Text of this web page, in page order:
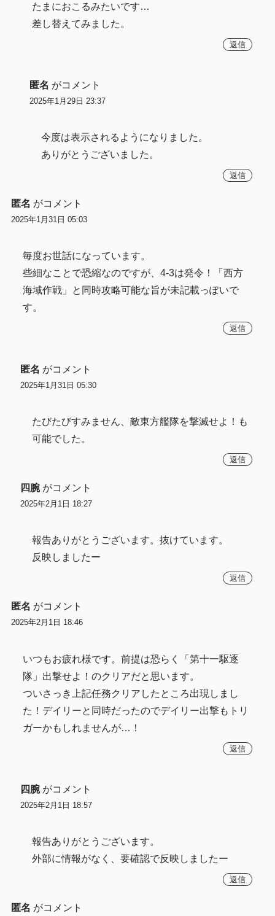
たまにおこるみたいです…
差し替えてみました。
返信
匿名 がコメント
2025年1月29日 23:37
今度は表示されるようになりました。
ありがとうございました。
返信
匿名 がコメント
2025年1月31日 05:03
毎度お世話になっています。
些細なことで恐縮なのですが、4-3は発令！「西方
海域作戦」と同時攻略可能な旨が未記載っぽいで
す。
返信
匿名 がコメント
2025年1月31日 05:30
たびたびすみません、敵東方艦隊を撃滅せよ！も
可能でした。
返信
四腕 がコメント
2025年2月1日 18:27
報告ありがとうございます。抜けています。
反映しましたー
返信
匿名 がコメント
2025年2月1日 18:46
いつもお疲れ様です。前提は恐らく「第十一駆逐
隊」出撃せよ！のクリアだと思います。
ついさっき上記任務クリアしたところ出現しまし
た！デイリーと同時だったのでデイリー出撃もトリ
ガーかもしれませんが…！
返信
四腕 がコメント
2025年2月1日 18:57
報告ありがとうございます。
外部に情報がなく、要確認で反映しましたー
返信
匿名 がコメント